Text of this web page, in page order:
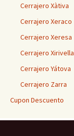
Cerrajero Xàtiva
Cerrajero Xeraco
Cerrajero Xeresa
Cerrajero Xirivella
Cerrajero Yátova
Cerrajero Zarra
Cupon Descuento